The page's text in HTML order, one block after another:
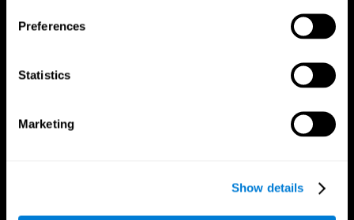
Preferences
Statistics
Marketing
Show details
Tu Cerebro
Mente y Cerebro
Pérdida de Memoria
Investigación
Juegos de Ordenador
Personas Mayores Saludables (iTV)
Entrenamiento Adultos Mayores
Estado cognitivo en mayores